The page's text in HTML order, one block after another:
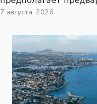
7 августа, 2026